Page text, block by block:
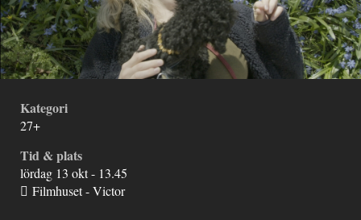
Kategori
27+
Tid & plats
lördag 13 okt - 13.45
Filmhuset - Victor